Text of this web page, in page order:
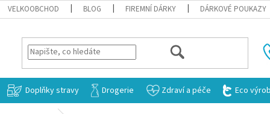
VELKOOBCHOD BLOG FIREMNÍ DÁRKY DÁRKOVÉ POUKAZY
HLEDAT
Doplňky stravy Drogerie Zdraví a péče Eco